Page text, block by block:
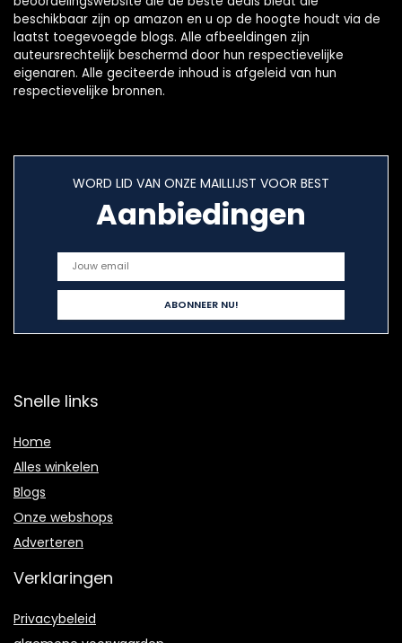
beschikbaar zijn op amazon en u op de hoogte houdt via de
laatst toegevoegde blogs. Alle afbeeldingen zijn
auteursrechtelijk beschermd door hun respectievelijke
eigenaren. Alle geciteerde inhoud is afgeleid van hun
respectievelijke bronnen.
WORD LID VAN ONZE MAILLIJST VOOR BEST
Aanbiedingen
Snelle links
Home
Alles winkelen
Blogs
Onze webshops
Adverteren
Verklaringen
Privacybeleid